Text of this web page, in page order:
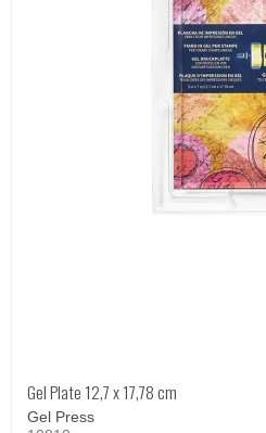
Gel Plate 12,7 x 17,78 cm
Gel Press